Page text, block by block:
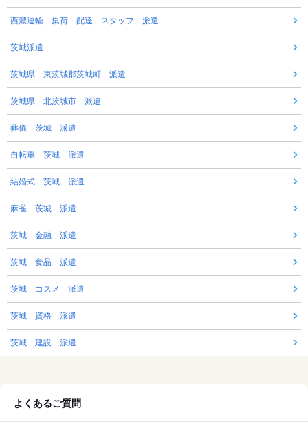
西濃運輸 集荷 配達 スタッフ 派遣
茨城派遣
茨城県 東茨城郡茨城町 派遣
茨城県 北茨城市 派遣
葬儀 茨城 派遣
自転車 茨城 派遣
結婚式 茨城 派遣
麻雀 茨城 派遣
茨城 金融 派遣
茨城 食品 派遣
茨城 コスメ 派遣
茨城 資格 派遣
茨城 建設 派遣
よくあるご質問